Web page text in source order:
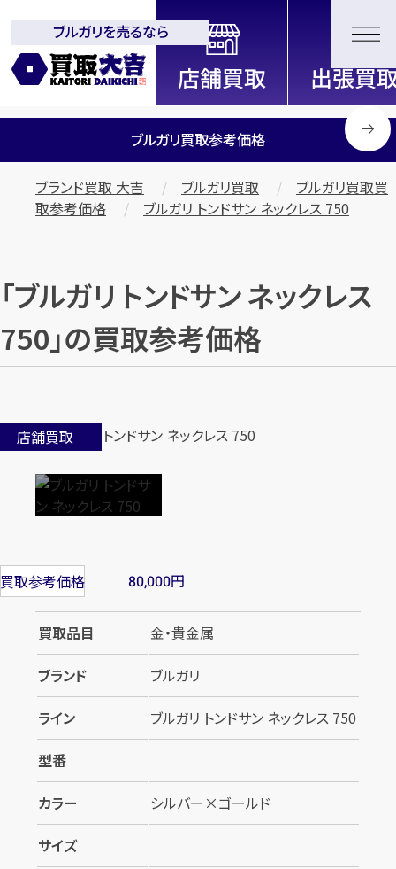
全国2200店舗以上展開中！
信頼と実績の買取専門店「買取大
吉」
ブルガリを売るなら
ブルガリ買取参考価格
ブランド買取 大吉 ブルガリ買取
ブルガリ買取買
取参考価格
ブルガリ トンドサン ネックレス 750
「ブルガリ トンドサン ネックレス
750」の買取参考価格
店舗買取
買取参考価格 80,000円
買取品目
金・貴金属
ブランド
ブルガリ
ライン
ブルガリ トンドサン ネックレス 750
型番
カラー
シルバー×ゴールド
サイズ